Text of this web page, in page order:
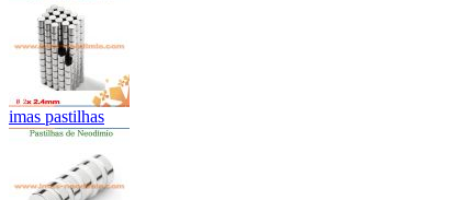
imas pastilhas